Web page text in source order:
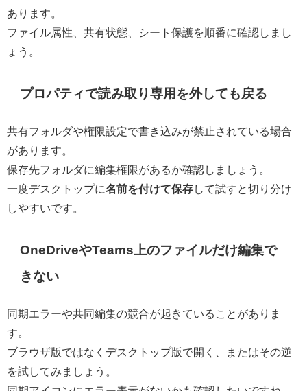
あります。
ファイル属性、共有状態、シート保護を順番に確認しまし
ょう。
プロパティで読み取り専用を外しても戻る
共有フォルダや権限設定で書き込みが禁止されている場合
があります。
保存先フォルダに編集権限があるか確認しましょう。
一度デスクトップに名前を付けて保存して試すと切り分け
しやすいです。
OneDriveやTeams上のファイルだけ編集で
きない
同期エラーや共同編集の競合が起きていることがありま
す。
ブラウザ版ではなくデスクトップ版で開く、またはその逆
を試してみましょう。